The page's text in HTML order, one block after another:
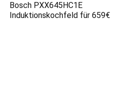
Bosch PXX645HC1E
Induktionskochfeld für 659€